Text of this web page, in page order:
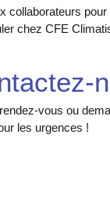
collaborateurs
chez CFE
vous ou
les urgences !